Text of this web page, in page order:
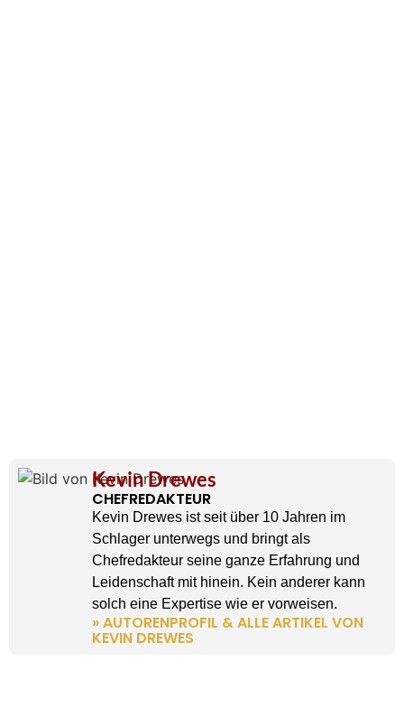
Kevin Drewes
CHEFREDAKTEUR
Kevin Drewes ist seit über 10 Jahren im
Schlager unterwegs und bringt als
Chefredakteur seine ganze Erfahrung und
Leidenschaft mit hinein. Kein anderer kann
solch eine Expertise wie er vorweisen.
» AUTORENPROFIL & ALLE ARTIKEL VON
KEVIN DREWES